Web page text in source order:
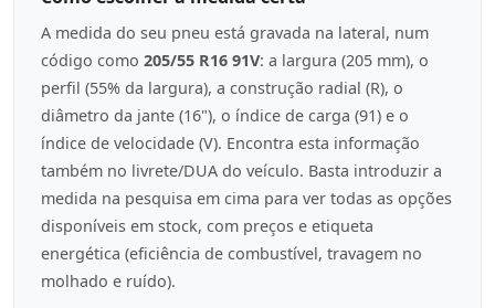
A medida do seu pneu está gravada na lateral, num
código como 205/55 R16 91V: a largura (205 mm), o
perfil (55% da largura), a construção radial (R), o
diâmetro da jante (16"), o índice de carga (91) e o
índice de velocidade (V). Encontra esta informação
também no livrete/DUA do veículo. Basta introduzir a
medida na pesquisa em cima para ver todas as opções
disponíveis em stock, com preços e etiqueta
energética (eficiência de combustível, travagem no
molhado e ruído).